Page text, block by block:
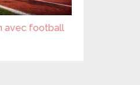
avec football